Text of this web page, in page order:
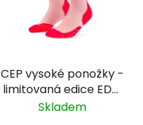
CEP vysoké ponožky -
limitovaná edice EDT.
FADE - dámské -
Skladem